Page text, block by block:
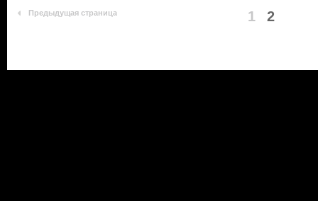
Предыдущая страница 1 2